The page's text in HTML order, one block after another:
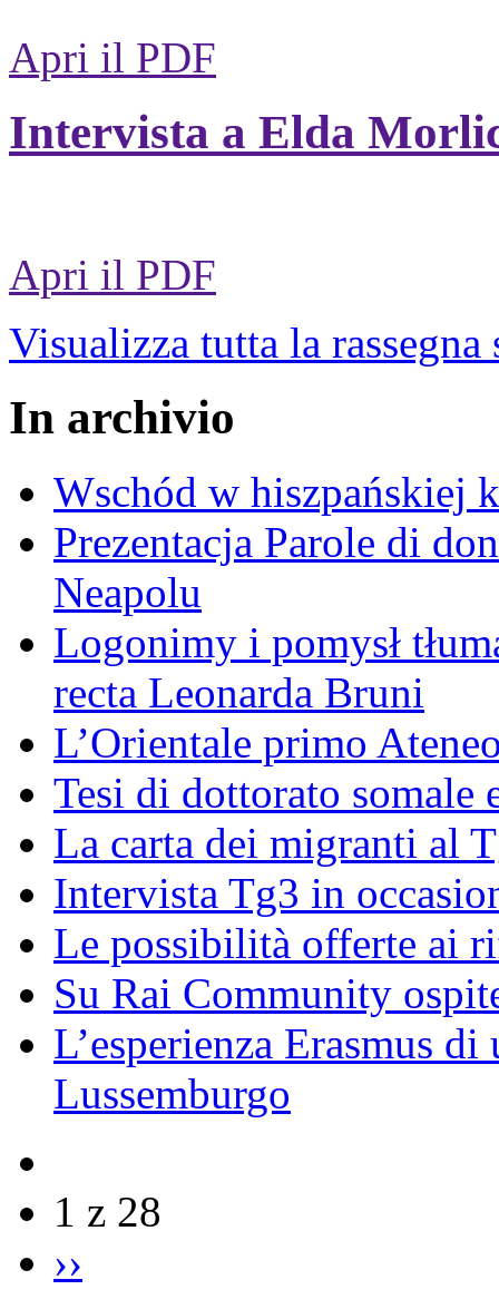
Apri il PDF
Intervista a Elda
Apri il PDF
Visualizza tutta la rassegna
In archivio
Wschód w hiszpańskiej
Prezentacja Parole di
Neapolu
Logonimy i pomysł
recta Leonarda Bruni
L’Orientale primo
Tesi di dottorato somale
La carta dei migranti al
Intervista Tg3 in
Le possibilità offerte ai
Su Rai Community
L’esperienza Erasmus
Lussemburgo
1 z 28
››